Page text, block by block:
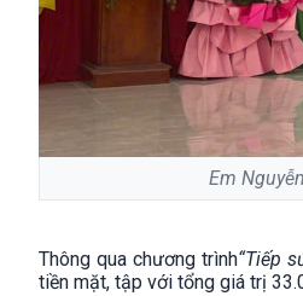
Em
Thông qua chương trình“Tiếp
tiền mặt, tập với tổng giá trị